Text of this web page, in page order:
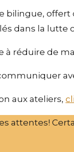
bilingue, offert
dans la lutte
réduire de
aux ateliers,
attentes!